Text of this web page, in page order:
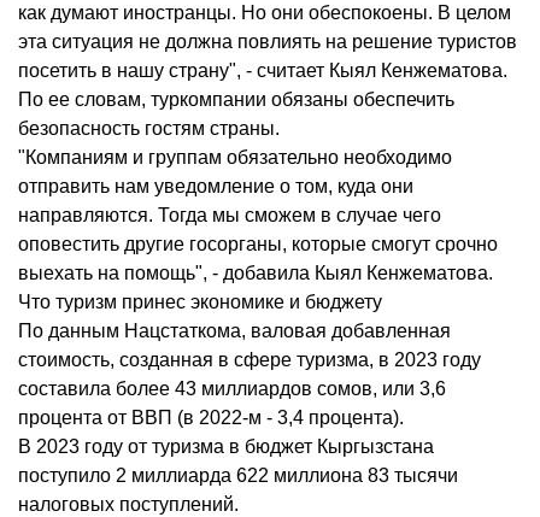
как думают иностранцы. Но они обеспокоены. В целом
эта ситуация не должна повлиять на решение туристов
посетить в нашу страну", - считает Кыял Кенжематова.
По ее словам, туркомпании обязаны обеспечить
безопасность гостям страны.
"Компаниям и группам обязательно необходимо
отправить нам уведомление о том, куда они
направляются. Тогда мы сможем в случае чего
оповестить другие госорганы, которые смогут срочно
выехать на помощь", - добавила Кыял Кенжематова.
Что туризм принес экономике и бюджету
По данным Нацстаткома, валовая добавленная
стоимость, созданная в сфере туризма, в 2023 году
составила более 43 миллиардов сомов, или 3,6
процента от ВВП (в 2022-м - 3,4 процента).
В 2023 году от туризма в бюджет Кыргызстана
поступило 2 миллиарда 622 миллиона 83 тысячи
налоговых поступлений.